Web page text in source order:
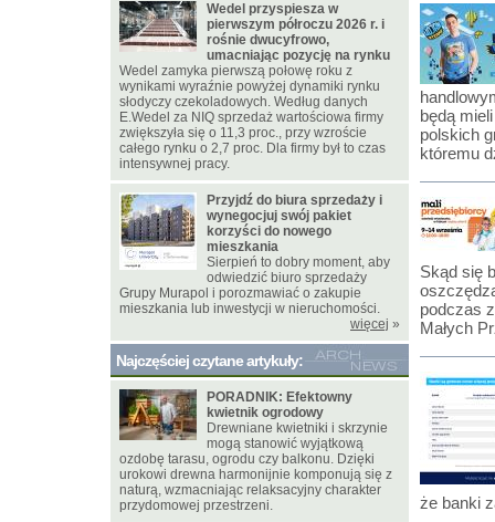
będą
polskich
któremu
Skąd się
podczas
Małych
że banki
Wedel przyspiesza w
pierwszym półroczu 2026 r. i
rośnie dwucyfrowo,
umacniając pozycję na rynku
Wedel zamyka pierwszą połowę roku z
wynikami wyraźnie powyżej dynamiki rynku
słodyczy czekoladowych. Według danych
E.Wedel za NIQ sprzedaż wartościowa firmy
zwiększyła się o 11,3 proc., przy wzroście
całego rynku o 2,7 proc. Dla firmy był to czas
intensywnej pracy.
Przyjdź do biura sprzedaży i
wynegocjuj swój pakiet
korzyści do nowego
mieszkania
Sierpień to dobry moment, aby
odwiedzić biuro sprzedaży
Grupy Murapol i porozmawiać o zakupie
mieszkania lub inwestycji w nieruchomości.
więcej »
Najczęściej czytane artykuły:
PORADNIK: Efektowny
kwietnik ogrodowy
Drewniane kwietniki i skrzynie
mogą stanowić wyjątkową
ozdobę tarasu, ogrodu czy balkonu. Dzięki
urokowi drewna harmonijnie komponują się z
naturą, wzmacniając relaksacyjny charakter
przydomowej przestrzeni.